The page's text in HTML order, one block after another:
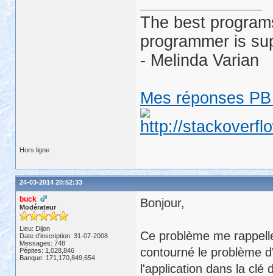
The best
programmer is
- Melinda Varian
Mes réponses
Hors ligne
24-03-2014 20:52:33
buck
Modérateur
Lieu: Dijon
Date d'inscription: 31-07-2008
Messages: 748
Pépites: 1,028,846
Banque: 171,170,849,654
Bonjour,
Ce problème me
contourné le problème
l'application dans la clé